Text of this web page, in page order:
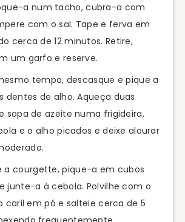
a num tacho, cubra-a com
com o sal. Tape e ferva em
cerca de 12 minutos. Retire,
um garfo e reserve.
tempo, descasque e pique a
dentes de alho. Aqueça duas
sopa de azeite numa frigideira,
e o alho picados e deixe alourar
a courgette, pique-a em cubos
junte-a à cebola. Polvilhe com o
caril em pó e salteie cerca de 5